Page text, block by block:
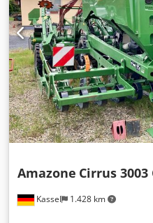
Kassel 1.428 km
Amazone Cirrus